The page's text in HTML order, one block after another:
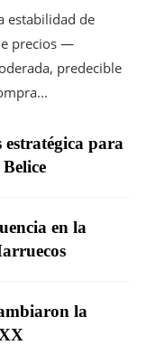
estabilidad de
precios —
predecible
estratégica para
en la
la